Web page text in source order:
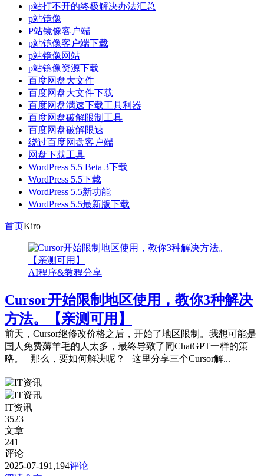
p站打不开的终极解决办法汇总
p站镜像
P站镜像客户端
p站镜像客户端下载
p站镜像网站
p站镜像资源下载
百度网盘大文件
百度网盘大文件下载
百度网盘满速下载工具利器
百度网盘破解限制工具
百度网盘破解限速
绕过百度网盘客户端
网盘下载工具
WordPress 5.5 Beta 3下载
WordPress 5.5下载
WordPress 5.5新功能
WordPress 5.5最新版下载
首页Kiro
AI程序&教程分享
Cursor开始限制地区使用，教你3种解决
方法。【亲测可用】
前天，Cursor继修改价格之后，开始了地区限制。我想可能是
国人免费薅羊毛的人太多，最终导致了同ChatGPT一样的策
略。 那么，要如何解决呢？ 这里分享三个Cursor解...
IT资讯
3523
文章
241
评论
2025-07-191,194评论